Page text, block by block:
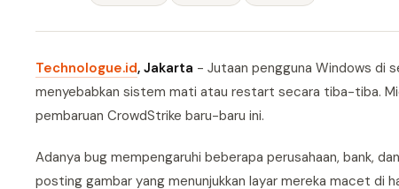
Technologue.id, Jakarta - Jutaan pengguna Windows di
menyebabkan sistem mati atau restart secara tiba-tiba.
pembaruan CrowdStrike baru-baru ini.
Adanya bug mempengaruhi beberapa perusahaan, bank,
posting gambar yang menunjukkan layar mereka macet di